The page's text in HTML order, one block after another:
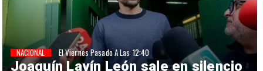
Joaquín Lavín León sale en silencio
NACIONAL El Viernes Pasado A Las 12:40